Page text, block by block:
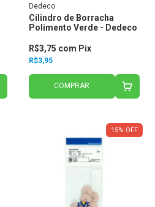
Dedeco
Cilindro de Borracha
Polimento Verde - Dedeco
R$3,95
R$3,75 com Pix
COMPRAR
15% OFF